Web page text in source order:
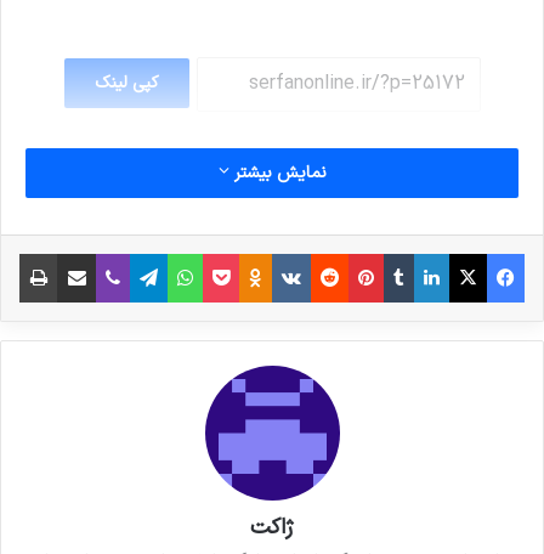
کپی لینک
نمایش بیشتر
فیس بوک X لینکدین
‫تامبلر‫پین‌ترست
‫رددیت‫VKontakte
‫Odnoklassniki
پاکتواتس آپ تلگراموایبر اشتراک گذاری از طریق ایمیل
ژاکت